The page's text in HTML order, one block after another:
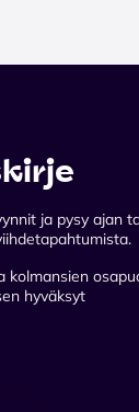
ja pysy ajan
kolmansien
hyväksyt